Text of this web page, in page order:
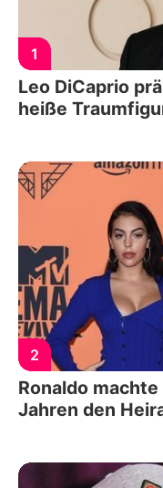
1
Leo DiCaprio
heiße
2
Ronaldo
Jahren den